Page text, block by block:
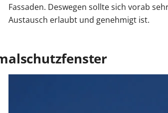
Fassaden. Deswegen sollte sich vorab
Austausch erlaubt und genehmigt ist.